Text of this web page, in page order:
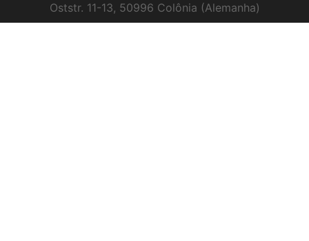
Oststr. 11-13, 50996 Colônia (Alemanha)